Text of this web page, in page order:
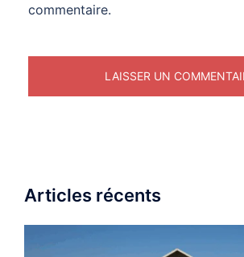
commentaire.
Articles récents